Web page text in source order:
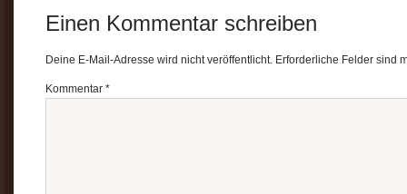
Einen Kommentar schreiben
Deine E-Mail-Adresse wird nicht veröffentlicht. Erforderliche Felder sind
Kommentar *